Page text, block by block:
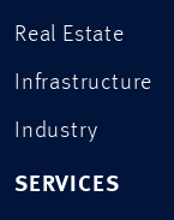
Real Estate
Infrastructure
Industry
SERVICES